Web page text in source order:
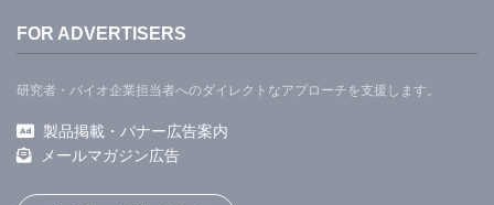
FOR ADVERTISERS
研究者・バイオ企業担当者へのダイレクトなアプローチを支援します。
製品掲載・バナー広告案内
メールマガジン広告